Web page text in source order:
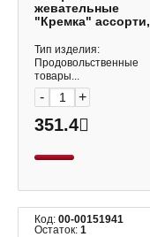
жевательные
"Кремка" ассорти,
Тип изделия:
Продовольственные
товары...
- +
351.4
Код: 00-00151941
Остаток: 1